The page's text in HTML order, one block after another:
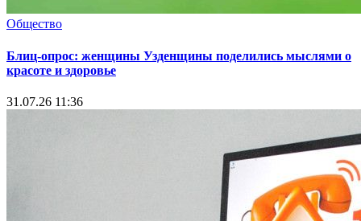
Общество
Блиц-опрос: женщины Узденщины поделились мыслями о
красоте и здоровье
31.07.26 11:36